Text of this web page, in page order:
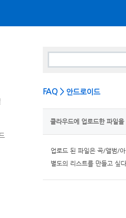
FAQ > 안드로이드
클라우드에 업로드한 파일
업로드 된 파일은 곡/앨범/
별도의 리스트를 만들고 싶